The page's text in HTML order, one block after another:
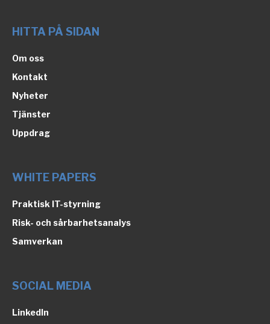
HITTA PÅ SIDAN
Om oss
Kontakt
Nyheter
Tjänster
Uppdrag
WHITE PAPERS
Praktisk IT-styrning
Risk- och sårbarhetsanalys
Samverkan
SOCIAL MEDIA
LinkedIn